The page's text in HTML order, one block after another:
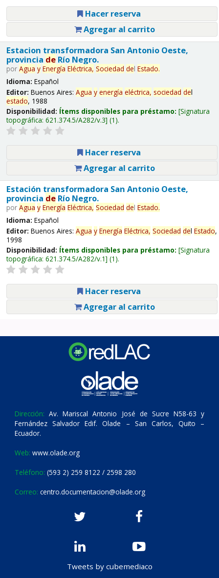
Hacer reserva
Agregar al carrito
Estacion transformadora San Antonio Oeste,
provincia deRío Negro.
por Agua y Energía Eléctrica, Sociedad del Estado.
Idioma: Español
Editor: Buenos Aires: Agua y energía eléctrica, sociedad del
estado, 1988
Disponibilidad: Ítems disponibles para préstamo: Signatura
topográfica: 621.374.5/A282/v.3 (1).
Hacer reserva
Agregar al carrito
Estación transformadora San Antonio Oeste,
provincia deRío Negro.
por Agua y Energía Eléctrica, Sociedad del Estado.
Idioma: Español
Editor: Buenos Aires: Agua y Energía Eléctrica, Sociedad del Estado,
1998
Disponibilidad: Ítems disponibles para préstamo: Signatura
topográfica: 621.374.5/A282/v.1 (1).
Hacer reserva
Agregar al carrito
Dirección: Av. Mariscal Antonio José de Sucre N58-63 y
Fernández Salvador Edif. Olade – San Carlos, Quito –
Ecuador.
Web: www.olade.org
Teléfono: (593 2) 259 8122 / 2598 280
Correo: centro.documentacion@olade.org
Tweets by cubemediaco